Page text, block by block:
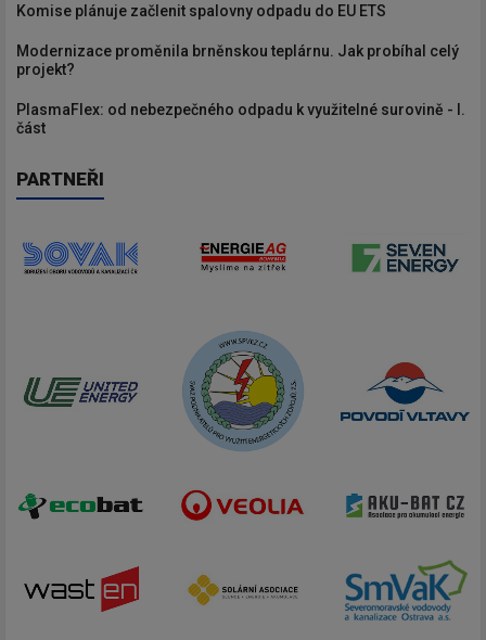
Komise plánuje začlenit spalovny odpadu do EU ETS
Modernizace proměnila brněnskou teplárnu. Jak probíhal celý
projekt?
PlasmaFlex: od nebezpečného odpadu k využitelné surovině - I.
část
PARTNEŘI